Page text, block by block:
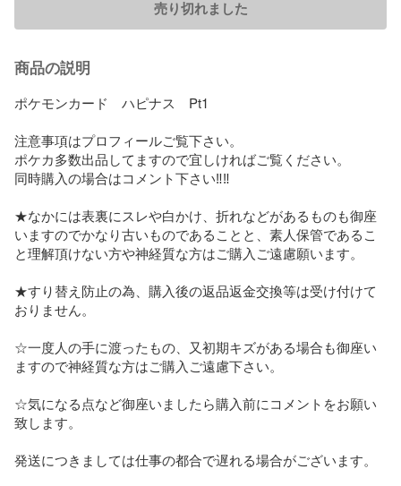
売り切れました
商品の説明
ポケモンカード　ハピナス　Pt1
注意事項はプロフィールご覧下さい。
ポケカ多数出品してますので宜しければご覧ください。
同時購入の場合はコメント下さい‼︎‼︎
★なかには表裏にスレや白かけ、折れなどがあるものも御座
いますのでかなり古いものであることと、素人保管であるこ
と理解頂けない方や神経質な方はご購入ご遠慮願います。
★すり替え防止の為、購入後の返品返金交換等は受け付けて
おりません。
☆一度人の手に渡ったもの、又初期キズがある場合も御座い
ますので神経質な方はご購入ご遠慮下さい。
☆気になる点など御座いましたら購入前にコメントをお願い
致します。
発送につきましては仕事の都合で遅れる場合がございます。